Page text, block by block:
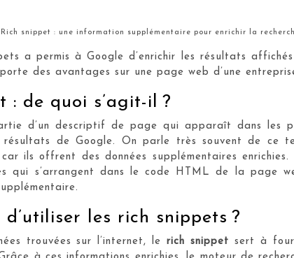
snippet : une information supplémentaire pour enrichir la
a permis à Google d’enrichir les résultats
des avantages sur une page web d’une
: de quoi s’agit-il ?
d’un descriptif de page qui apparaît dans les
résultats de Google. On parle très souvent de ce
ils offrent des données supplémentaires
qui s’arrangent dans le code HTML de la page
les rich snippets ?
trouvées sur l’internet, le rich snippet sert à